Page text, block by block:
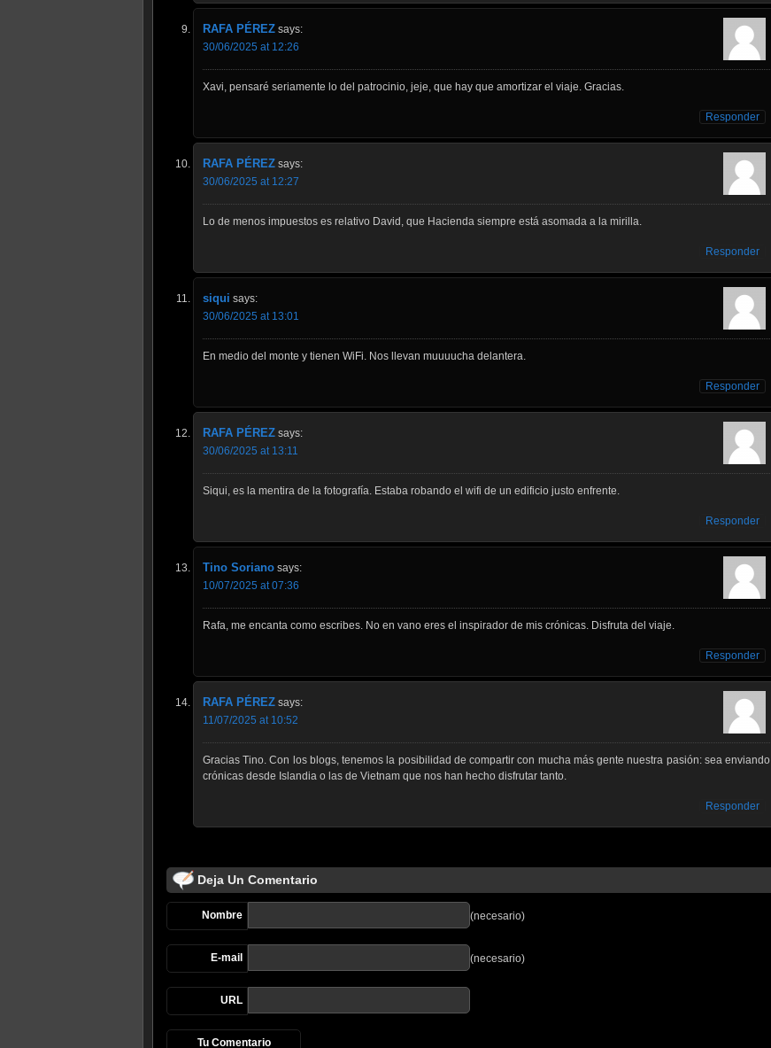
RAFA PÉREZ says:
30/06/2025 at 12:26
Xavi, pensaré seriamente lo del patrocinio, jeje, que hay que amortizar el viaje. Gracias.
Responder
RAFA PÉREZ says:
30/06/2025 at 12:27
Lo de menos impuestos es relativo David, que Hacienda siempre está asomada a la mirilla.
Responder
siqui says:
30/06/2025 at 13:01
En medio del monte y tienen WiFi. Nos llevan muuuucha delantera.
Responder
RAFA PÉREZ says:
30/06/2025 at 13:11
Siqui, es la mentira de la fotografía. Estaba robando el wifi de un edificio justo enfrente.
Responder
Tino Soriano says:
10/07/2025 at 07:36
Rafa, me encanta como escribes. No en vano eres el inspirador de mis crónicas. Disfruta del viaje.
Responder
RAFA PÉREZ says:
11/07/2025 at 10:52
Gracias Tino. Con los blogs, tenemos la posibilidad de compartir con mucha más gente nuestra pasión: sea enviando
crónicas desde Islandia o las de Vietnam que nos han hecho disfrutar tanto.
Responder
Deja Un Comentario
Nombre (necesario)
E-mail (necesario)
URL
Tu Comentario